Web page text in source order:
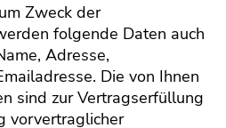
Zweck der
folgende Daten auch
Adresse,
Die von Ihnen
sind zur Vertragserfüllung
vorvertraglicher